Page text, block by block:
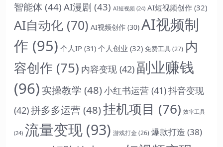
智能体 (44) AI漫剧 (43) AI短视频 (24) AI短视频创作 (32)
AI自动化 (70) AI视频创作 (30) AI视频制
作 (95) 个人IP (31) 个人创业 (32) 免费工具(27) 内
容创作 (75) 内容变现 (42) 副业赚钱
(96) 实操教学 (48)小红书运营 (41)抖音变现
(42)拼多多运营 (48)挂机项目 (76) 效率工具
(24) 流量变现 (93) 游戏打金(26) 爆款打造 (38)